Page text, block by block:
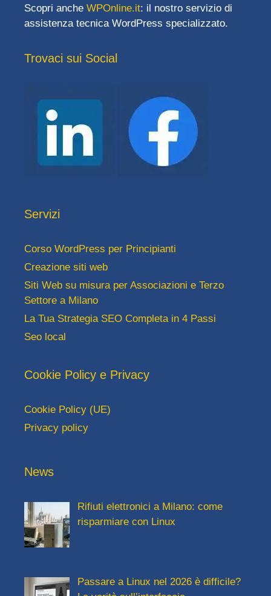
Scopri anche WPOnline.it: il nostro servizio di
assistenza tecnica WordPress specializzato.
Trovaci sui Social
Servizi
Corso WordPress per Principianti
Creazione siti web
Siti Web su misura per Associazioni e Terzo
Settore a Milano
La Tua Strategia SEO Completa in 4 Passi
Seo local
Cookie Policy e Privacy
Cookie Policy (UE)
Privacy policy
News
Rifiuti elettronici a Milano: come
risparmiare con Linux
Passare a Linux nel 2026 è difficile?